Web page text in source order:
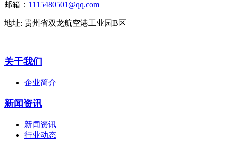
邮箱： 1115480501@qq.com
地址: 贵州省双龙航空港工业园B区
关于我们
企业简介
新闻资讯
新闻资讯
行业动态